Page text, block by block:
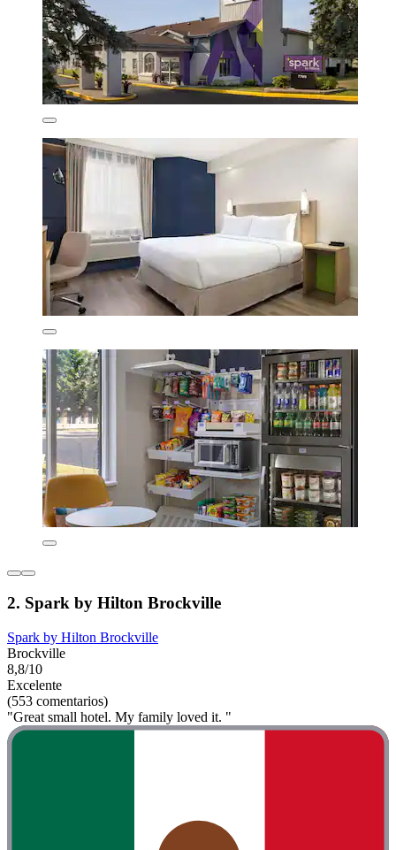
2. Spark by Hilton Brockville
Spark by Hilton Brockville
Brockville
8,8/10
Excelente
(553 comentarios)
"Great small hotel. My family loved it. "